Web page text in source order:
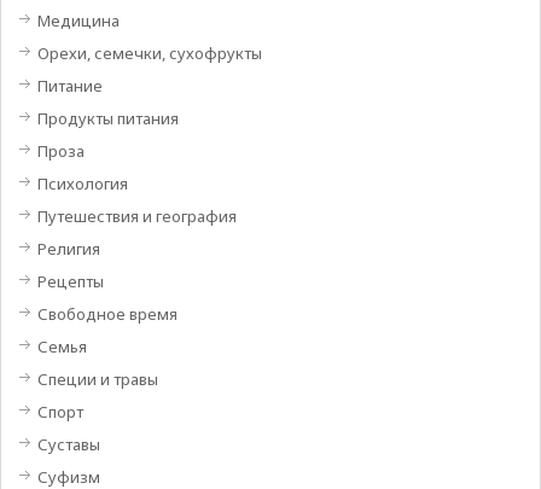
Медицина
Орехи, семечки, сухофрукты
Питание
Продукты питания
Проза
Психология
Путешествия и география
Религия
Рецепты
Свободное время
Семья
Специи и травы
Спорт
Суставы
Суфизм